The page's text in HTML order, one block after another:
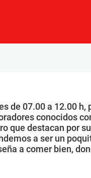
de 07.00 a 12.00
conocidos
que destacan por
a ser un
a comer bien,